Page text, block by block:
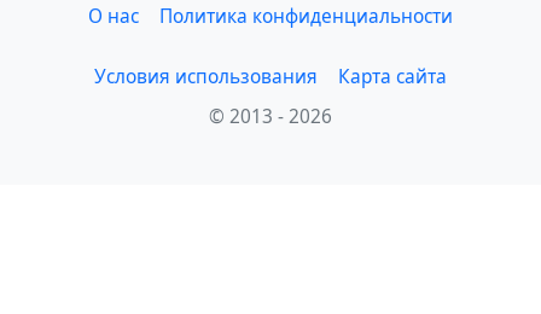
О нас Политика конфиденциальности
Условия использования
Карта сайта
© 2013 - 2026